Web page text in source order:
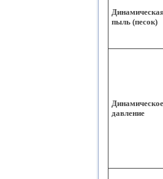
пыль (песок)
Динамическое
давление